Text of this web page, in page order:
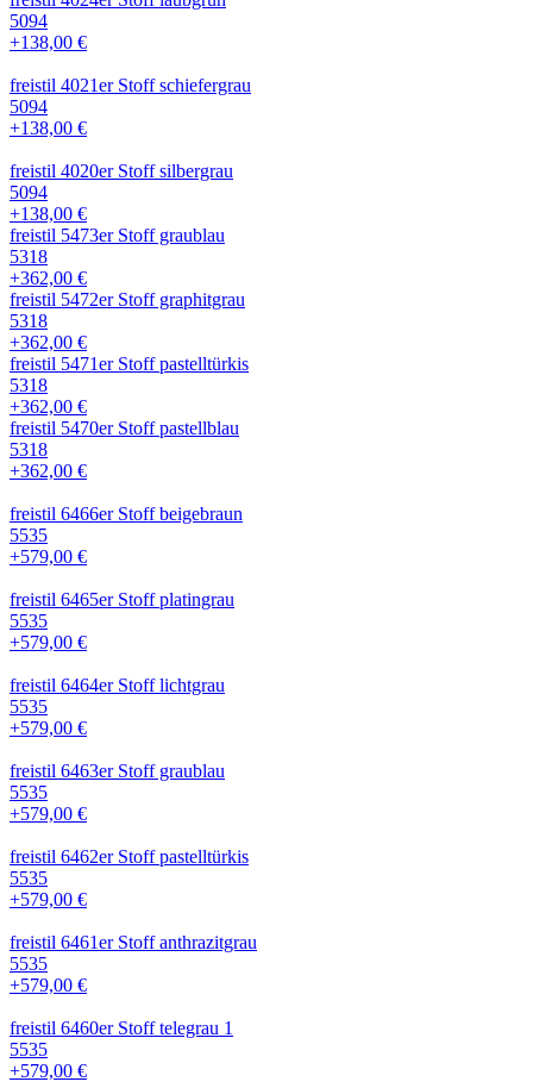
5094
+138,00 €
freistil 4021er Stoff schiefergrau
5094
+138,00 €
freistil 4020er Stoff silbergrau
5094
+138,00 €
freistil 5473er Stoff graublau
5318
+362,00 €
freistil 5472er Stoff graphitgrau
5318
+362,00 €
freistil 5471er Stoff pastelltürkis
5318
+362,00 €
freistil 5470er Stoff pastellblau
5318
+362,00 €
freistil 6466er Stoff beigebraun
5535
+579,00 €
freistil 6465er Stoff platingrau
5535
+579,00 €
freistil 6464er Stoff lichtgrau
5535
+579,00 €
freistil 6463er Stoff graublau
5535
+579,00 €
freistil 6462er Stoff pastelltürkis
5535
+579,00 €
freistil 6461er Stoff anthrazitgrau
5535
+579,00 €
freistil 6460er Stoff telegrau 1
5535
+579,00 €